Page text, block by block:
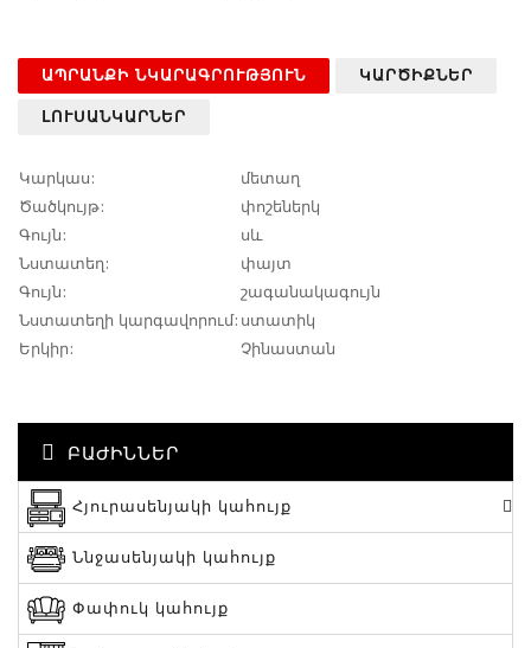
ԱՊՐԱՆՔԻ ՆԿԱՐԱԳՐՈՒԹՅՈՒՆ ԿԱՐԾԻՔՆԵՐ
ԼՈՒՍԱՆԿԱՐՆԵՐ
Կարկաս:
մետաղ
Ծածկույթ:
փոշեներկ
Գույն:
սև
Նստատեղ:
փայտ
Գույն:
շագանակագույն
Նստատեղի կարգավորում: ստատիկ
Երկիր:
Չինաստան
ԲԱԺԻՆՆԵՐ
Հյուրասենյակի կահույք
Ննջասենյակի կահույք
Փափուկ կահույք